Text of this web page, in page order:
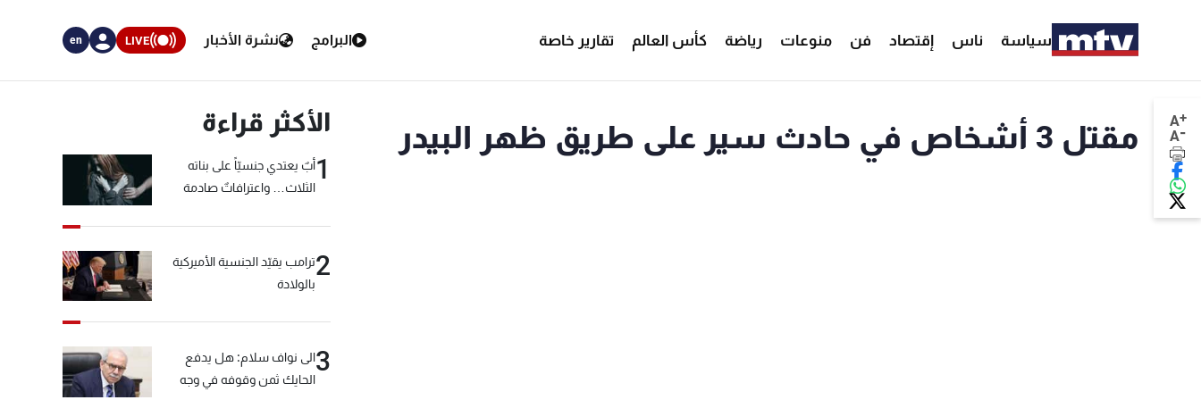
سياسة ناس إقتصاد فن منوعات رياضة كأس العالم تقارير خاصة البرامج نشرة الأخبار LIVE
en
A+
A- مقتل 3 أشخاص في حادث سير على طريق ظهر البيدر الأكثر قراءة
1أبٌ يعتدي جنسيّاً على بناته
الثلاث… واعترافاتٌ صادمة
2ترامب يقيّد الجنسية الأميركية
بالولادة
3الى نواف سلام: هل يدفع
الحايك ثمن وقوفه في وجه